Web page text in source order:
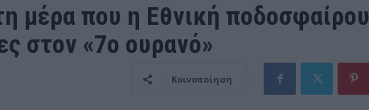
μέρα που η Εθνική ποδοσφαίρου
στον «7ο ουρανό»
Κοινοποίηση